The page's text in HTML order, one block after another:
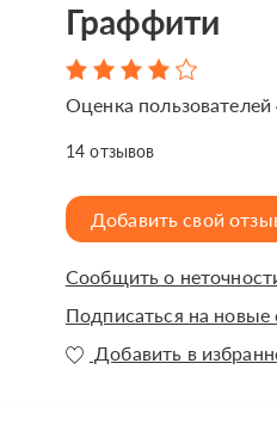
Граффити
Оценка пользователей
14 отзывов
Добавить свой
Сообщить о
Подписаться на новые
Добавить в